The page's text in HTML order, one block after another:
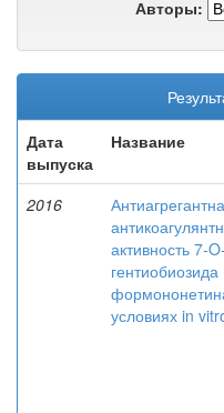
Авторы:
Дата
выпуска
Название
2016
активность 7-O-
гентиобиозида
условиях in